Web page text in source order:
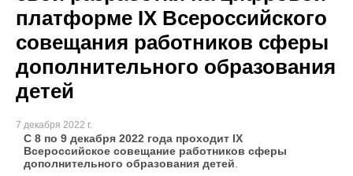
платформе IX Всероссийского
совещания работников сферы
дополнительного образования
детей
7 декабря 2022 г.
С 8 по 9 декабря 2022 года проходит IX
Всероссийское совещание работников сферы
дополнительного образования детей.